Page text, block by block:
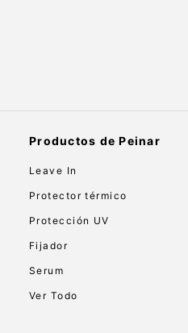
Productos de Peinar
Leave In
Protector térmico
Protección UV
Fijador
Serum
Ver Todo